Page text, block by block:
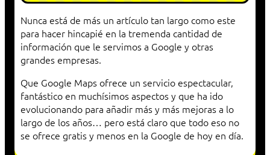
Nunca está de más un artículo tan largo como este
para hacer hincapié en la tremenda cantidad de
información que le servimos a Google y otras
grandes empresas.
Que Google Maps ofrece un servicio espectacular,
fantástico en muchísimos aspectos y que ha ido
evolucionando para añadir más y más mejoras a lo
largo de los años… pero está claro que todo eso no
se ofrece gratis y menos en la Google de hoy en día.